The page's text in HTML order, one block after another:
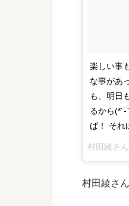
楽しい事
な事があ
も、明日
るから
ば！‬ ‪そ
村田綾さ
村田綾さ